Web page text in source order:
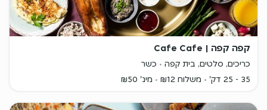
קפה קפה | Cafe Cafe
כריכים, סלטים, בית קפה
כשר
35 - 25 דק'
משלוח ₪12 מינ' ₪50